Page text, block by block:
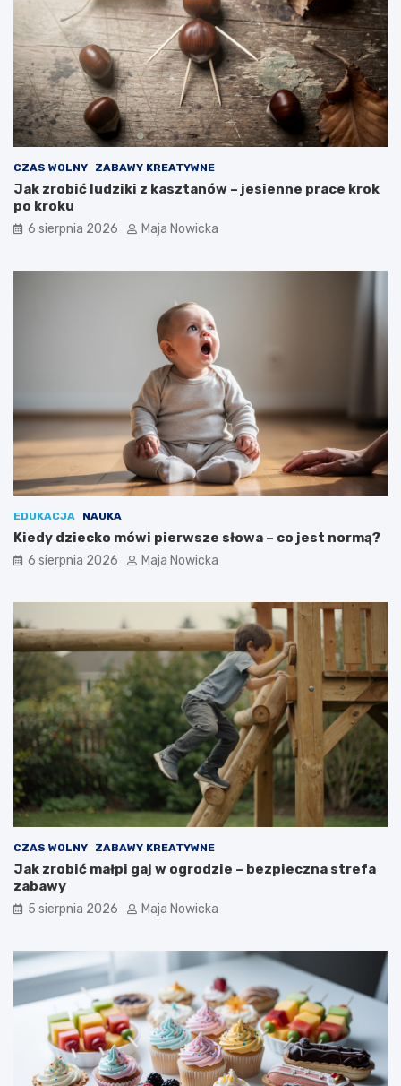
CZAS WOLNY ZABAWY KREATYWNE
Jak zrobić ludziki z kasztanów – jesienne prace krok
po kroku
6 sierpnia 2026 Maja Nowicka
EDUKACJA NAUKA
Kiedy dziecko mówi pierwsze słowa – co jest normą?
6 sierpnia 2026 Maja Nowicka
CZAS WOLNY ZABAWY KREATYWNE
Jak zrobić małpi gaj w ogrodzie – bezpieczna strefa
zabawy
5 sierpnia 2026 Maja Nowicka